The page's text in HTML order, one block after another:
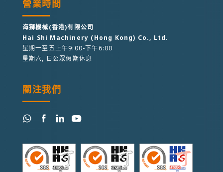
營業時間
海獅機械(香港)有限公司
Hai Shi Machinery (Hong Kong) Co., Ltd.
星期一至五上午9:00-下午6:00
星期六, 日公眾假期休息
關注我們